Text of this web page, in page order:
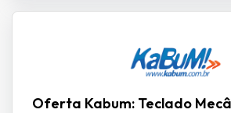
Oferta Kabum: Teclado